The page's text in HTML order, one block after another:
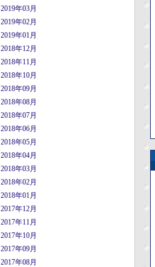
2019年03月
2019年02月
2019年01月
2018年12月
2018年11月
2018年10月
2018年09月
2018年08月
2018年07月
2018年06月
2018年05月
2018年04月
2018年03月
2018年02月
2018年01月
2017年12月
2017年11月
2017年10月
2017年09月
2017年08月